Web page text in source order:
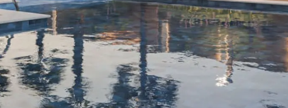
Verificado
imóveis
Simulador de
Encontre um